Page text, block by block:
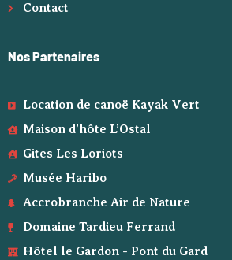
Contact
Nos Partenaires
Location de canoë Kayak Vert
Maison d’hôte L’Ostal
Gites Les Loriots
Musée Haribo
Accrobranche Air de Nature
Domaine Tardieu Ferrand
Hôtel le Gardon - Pont du Gard